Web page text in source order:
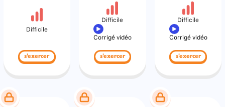
Difficile
s'exercer
Difficile
Corrigé vidéo
s'exercer
Difficile
Corrigé vidéo
s'exercer